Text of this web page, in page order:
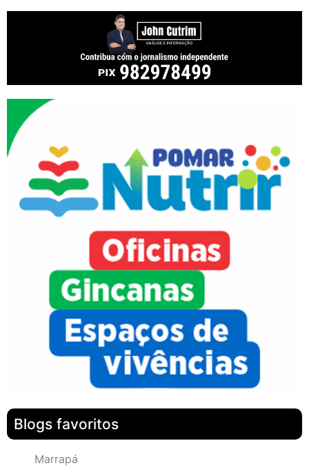
Blogs favoritos
Marrapá